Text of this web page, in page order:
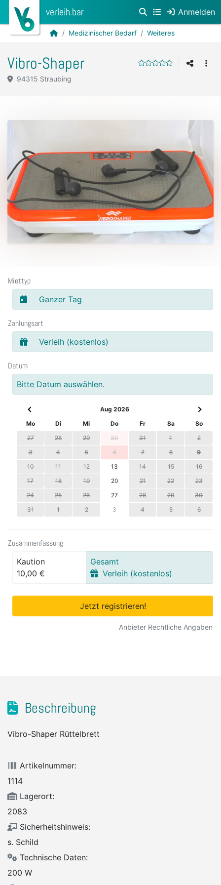
verleih.bar Anmelden
Medizinischer Bedarf Weiteres
Vibro-Shaper
94315 Straubing
Miettyp
Ganzer Tag
Zahlungsart
Verleih (kostenlos)
Datum
Bitte Datum auswählen.
Aug 2026
Mo
Di Mi Do Fr Sa
So
27
28 29 30 31 1
2
3
4 5 6 7 8
9
10
11 12 13 14 15
16
17
18 19 20 21 22
23
24
25 26 27 28 29
30
31
1 2 3 4 5 6
Zusammenfassung
Kaution
10,00 €
Gesamt
Verleih (kostenlos)
Jetzt registrieren!
Anbieter Rechtliche Angaben
Beschreibung
Vibro-Shaper Rüttelbrett
Artikelnummer:
1114
Lagerort:
2083
Sicherheitshinweis:
s. Schild
Technische Daten:
200 W